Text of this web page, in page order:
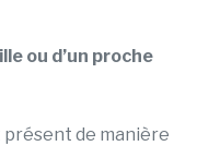
ou d’un proche
présent de manière